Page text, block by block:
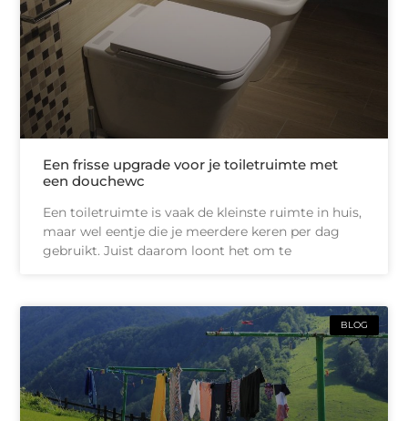
Een frisse upgrade voor je toiletruimte met
een douchewc
Een toiletruimte is vaak de kleinste ruimte in huis,
maar wel eentje die je meerdere keren per dag
gebruikt. Juist daarom loont het om te
BLOG